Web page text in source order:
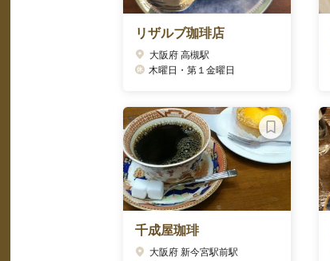
リザルブ珈琲店
大阪府 高槻駅
木曜日・第１金曜日
千成屋珈琲
大阪府 新今宮駅前駅